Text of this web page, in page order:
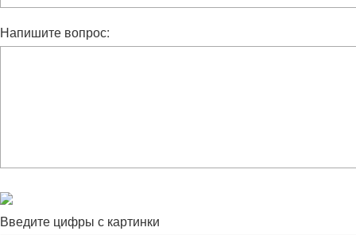
Напишите вопрос:
Введите цифры с картинки